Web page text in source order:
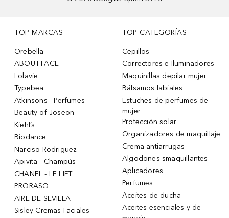
TOP MARCAS
Orebella
ABOUT-FACE
Lolavie
Typebea
Atkinsons - Perfumes
Beauty of Joseon
Kiehl’s
Biodance
Narciso Rodriguez
Apivita - Champús
CHANEL - LE LIFT
PRORASO
AIRE DE SEVILLA
Sisley Cremas Faciales
TOP CATEGORÍAS
Cepillos
Correctores e Iluminadores
Maquinillas depilar mujer
Bálsamos labiales
Estuches de perfumes de
mujer
Protección solar
Organizadores de maquillaje
Crema antiarrugas
Algodones smaquillantes
Aplicadores
Perfumes
Aceites de ducha
Aceites esenciales y de